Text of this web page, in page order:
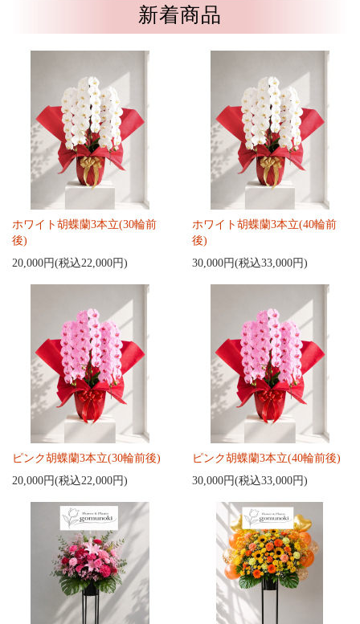
新着商品
ホワイト胡蝶蘭3本立(30輪前
後)
20,000円(税込22,000円)
ホワイト胡蝶蘭3本立(40輪前
後)
30,000円(税込33,000円)
ピンク胡蝶蘭3本立(30輪前後)
20,000円(税込22,000円)
ピンク胡蝶蘭3本立(40輪前後)
30,000円(税込33,000円)